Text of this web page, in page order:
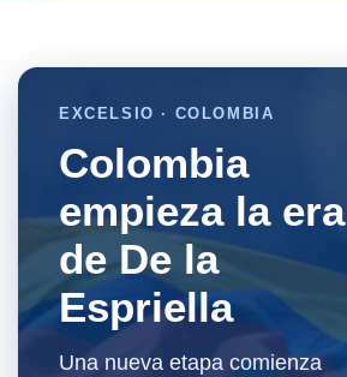
EXCELSIO · COLOMBIA
Colombia
empieza la era
de De la
Espriella
Una nueva etapa comienza